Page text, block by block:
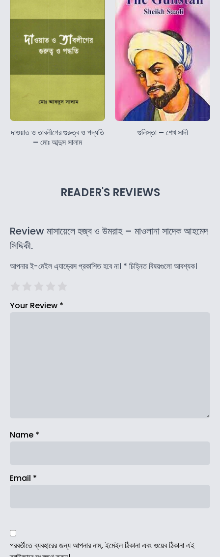
দাওয়াত ও তাবলীগের গুরুত্ব ও পদ্ধতি
– মোঃ আব্দুস সালাম
গুলিস্তা – শেখ সাদী
READER'S REVIEWS
Review মাসায়েলে হজ্ব ও উমরাহ – মাওলানা সাদেক আহমেদ
সিদ্দিকী.
আপনার ই-মেইল এ্যাড্রেস প্রকাশিত হবে না। * চিহ্নিত বিষয়গুলো আবশ্যক।
Your Review *
Name *
Email *
পরবর্তীতে ব্যবহারের জন্য আপনার নাম, ইমেইল ঠিকানা এবং ওয়েব ঠিকানা এই